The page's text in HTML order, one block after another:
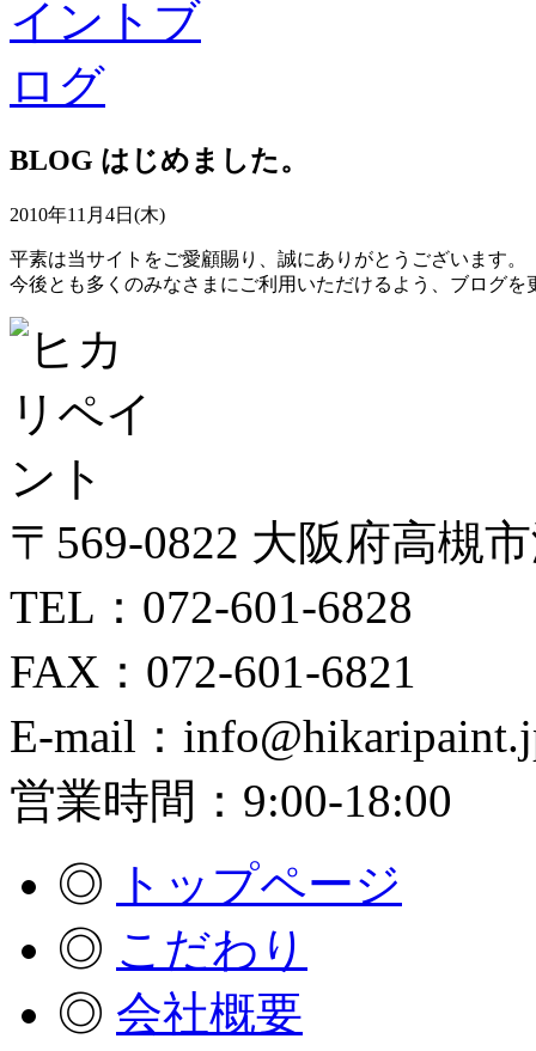
BLOG はじめました。
2010年11月4日(木)
平素は当サイトをご愛顧賜り、誠にありがとうございます。
今後とも多くのみなさまにご利用いただけるよう、ブログ
〒569-0822 大阪府高槻
TEL：072-601-6828
FAX：072-601-6821
E-mail：
営業時間：9:00-18:00
◎
トップページ
◎ こだわり
◎ 会社概要